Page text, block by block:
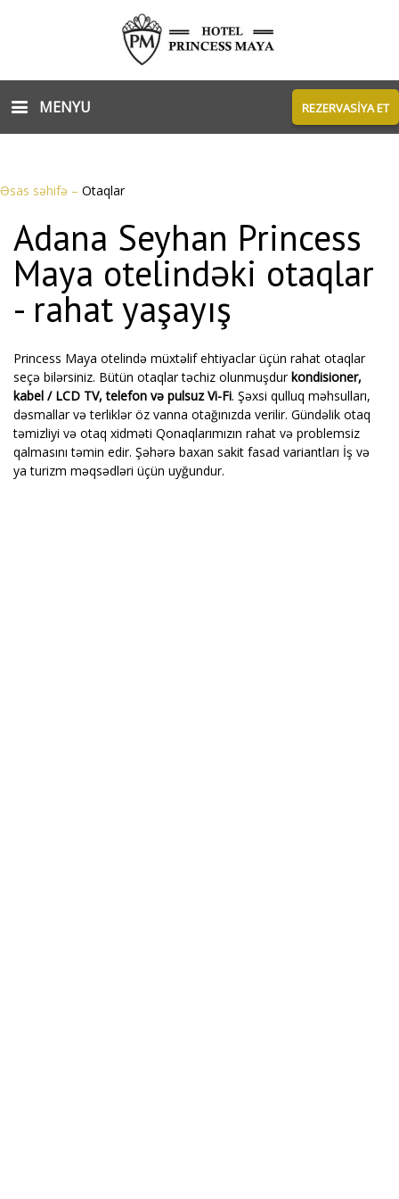
MENYU REZERVASİYA ET
Əsas səhifə – Otaqlar
Adana Seyhan Princess
Maya otelindəki otaqlar
- rahat yaşayış
Princess Maya otelində müxtəlif ehtiyaclar üçün rahat otaqlar
seçə bilərsiniz. Bütün otaqlar təchiz olunmuşdurkondisioner,
kabel / LCD TV, telefon və pulsuz Vi-Fi. Şəxsi qulluq məhsulları,
dəsmallar və terliklər öz vanna otağınızda verilir. Gündəlik otaq
təmizliyi və otaq xidməti Qonaqlarımızın rahat və problemsiz
qalmasını təmin edir. Şəhərə baxan sakit fasad variantları İş və
ya turizm məqsədləri üçün uyğundur.